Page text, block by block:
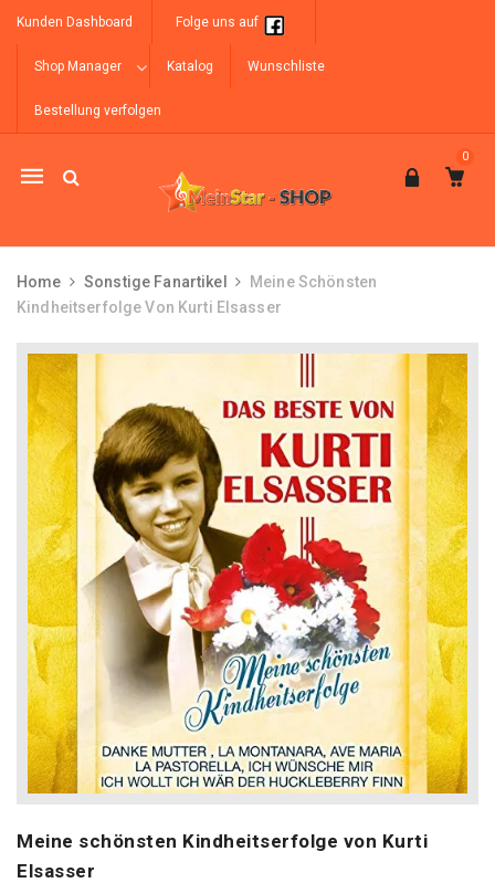
Kunden Dashboard Folge uns auf
Shop Manager Katalog Wunschliste
Bestellung verfolgen
Mobile
0
Home Sonstige Fanartikel
Meine Schönsten
Kindheitserfolge Von Kurti Elsasser
Skip to content
Meine schönsten Kindheitserfolge von Kurti
Elsasser